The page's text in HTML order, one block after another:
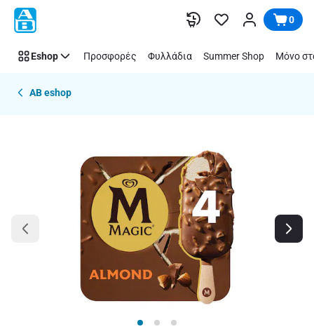
Παράλειψη 0
Eshop Προσφορές Φυλλάδια Summer Shop Μόνο
AB eshop